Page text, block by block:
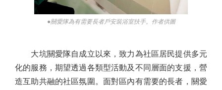
●關愛隊為有需要長者戶安裝浴室扶手。作者供圖
大坑關愛隊自成立以來，致力為社區居民提供多元
化的服務，期望透過各類型活動及不同層面的支援，營
造互助共融的社區氛圍。面對區內有需要的長者，關愛